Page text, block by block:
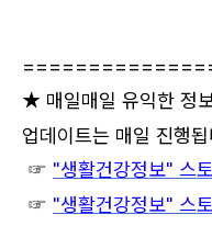
★ 매일매일 유익한 정
업데이트는 매일 진행됩
☞ "생활건강정보" 스
☞ "생활건강정보" 스